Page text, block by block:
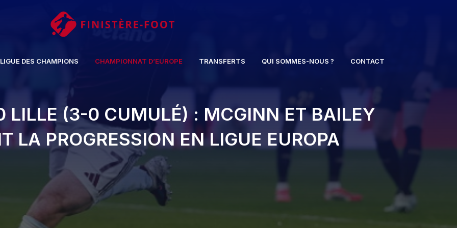
LIGUE DES CHAMPIONS CHAMPIONNAT D’EUROPE TRANSFERTS QUI SOMMES-NOUS ? CONTACT
LILLE (3-0 CUMULÉ) : MCGINN ET BAILEY
LA PROGRESSION EN LIGUE EUROPA